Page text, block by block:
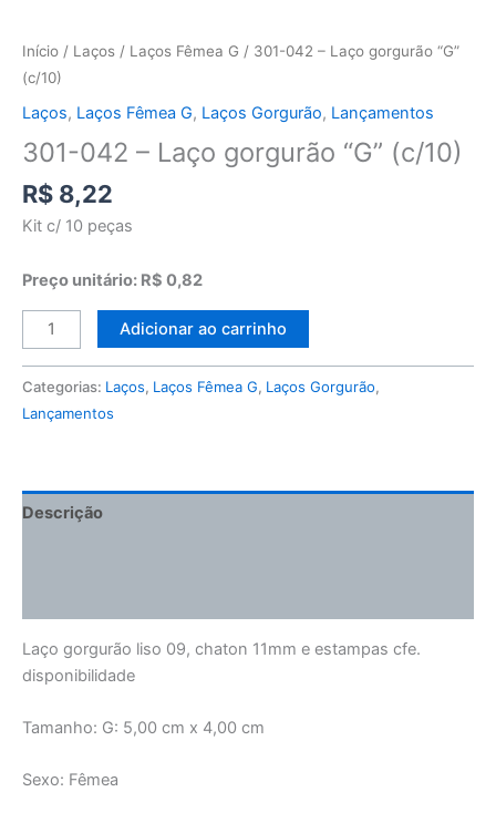
Início / Laços / Laços Fêmea G / 301-042 – Laço gorgurão “G”
(c/10)
Laços, Laços Fêmea G, Laços Gorgurão, Lançamentos
301-042 – Laço gorgurão “G” (c/10)
R$ 8,22
Kit c/ 10 peças
Preço unitário: R$ 0,82
Adicionar ao carrinho
Categorias: Laços, Laços Fêmea G, Laços Gorgurão,
Lançamentos
Descrição
Laço gorgurão liso 09, chaton 11mm e estampas cfe.
disponibilidade
Tamanho: G: 5,00 cm x 4,00 cm
Sexo: Fêmea